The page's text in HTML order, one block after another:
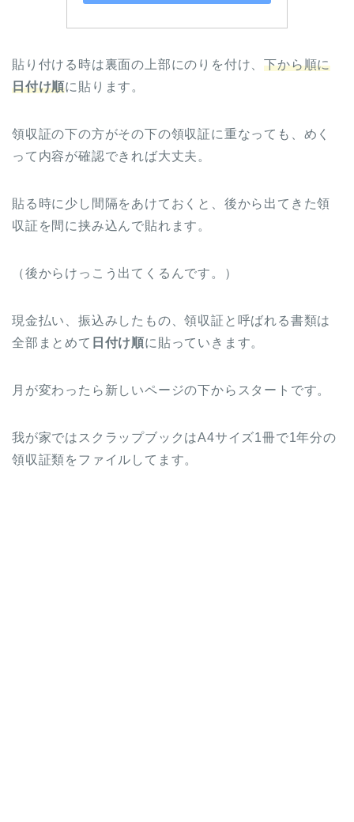
貼り付ける時は裏面の上部にのりを付け、下から順に
日付け順に貼ります。
領収証の下の方がその下の領収証に重なっても、めく
って内容が確認できれば大丈夫。
貼る時に少し間隔をあけておくと、後から出てきた領
収証を間に挟み込んで貼れます。
（後からけっこう出てくるんです。）
現金払い、振込みしたもの、領収証と呼ばれる書類は
全部まとめて 日付け順に貼っていきます。
月が変わったら新しいページの下からスタートです。
我が家ではスクラップブックはA4サイズ1冊で1年分の
領収証類をファイルしてます。